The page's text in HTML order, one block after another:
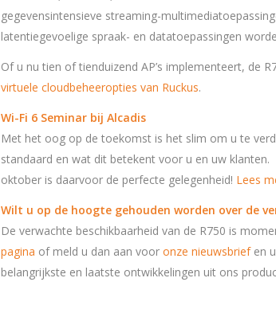
gegevensintensieve streaming-
latentiegevoelige spraak- en datatoepassingen
Of u nu tien of tienduizend AP’s implementeert, de
virtuele cloudbeheeropties van Ruckus.
Wi-Fi 6 Seminar bij Alcadis
Met het oog op de toekomst is het slim om u te
standaard en wat dit betekent voor u en uw
oktober is daarvoor de perfecte gelegenheid! Lees
Wilt u op de hoogte gehouden worden over de
De verwachte beschikbaarheid van de R750 is
pagina of meld u dan aan voor onze nieuwsbriefen
belangrijkste en laatste ontwikkelingen uit ons